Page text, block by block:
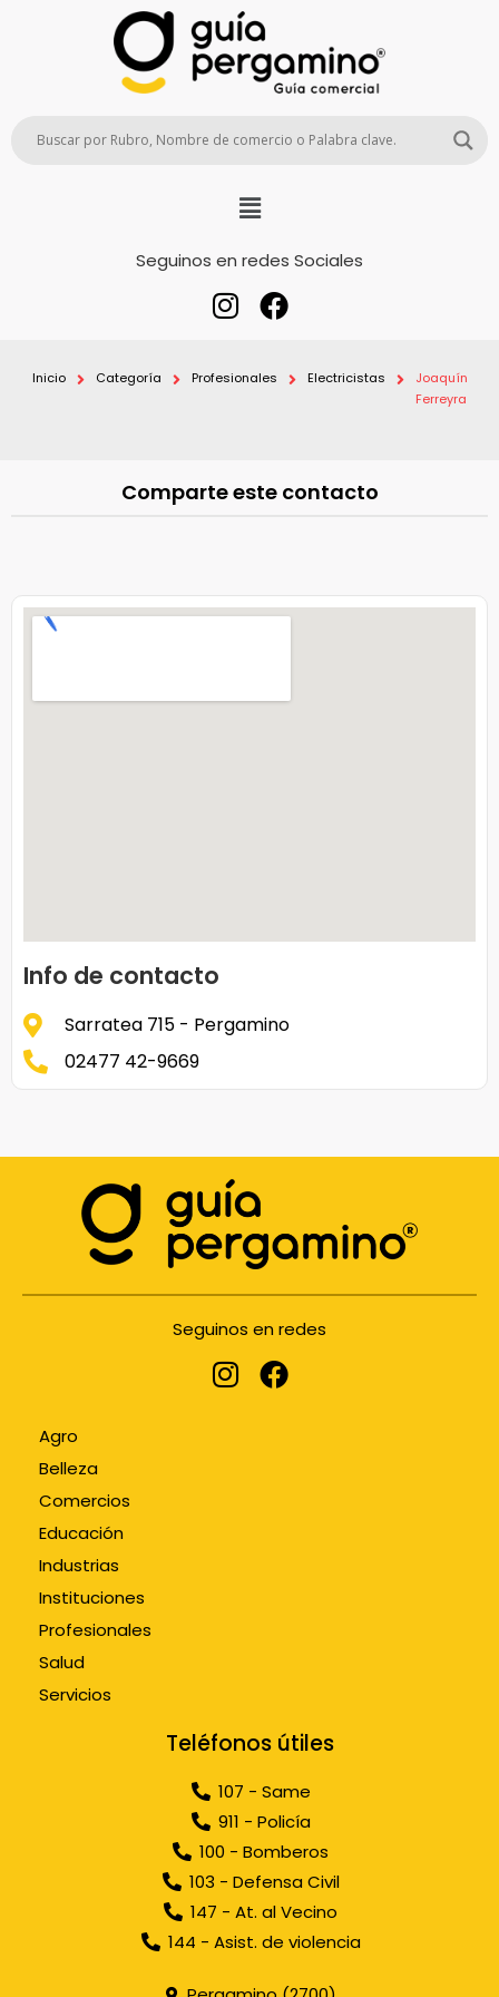
Seguinos en redes Sociales
Inicio Categoría Profesionales Electricistas
Joaquín
Ferreyra
Comparte este contacto
Info de contacto
Sarratea 715 - Pergamino
02477 42-9669
Seguinos en redes
Agro
Belleza
Comercios
Educación
Industrias
Instituciones
Profesionales
Salud
Servicios
Teléfonos útiles
107 - Same
911 - Policía
100 - Bomberos
103 - Defensa Civil
147 - At. al Vecino
144 - Asist. de violencia